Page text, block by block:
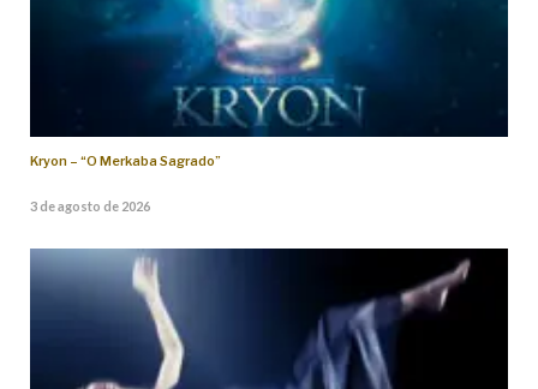
Kryon – “O Merkaba Sagrado”
3 de agosto de 2026